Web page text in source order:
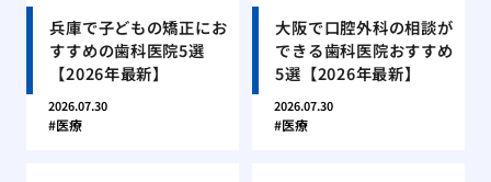
兵庫で子どもの矯正にお
すすめの歯科医院5選
【2026年最新】
2026.07.30
医療
大阪で口腔外科の相談が
できる歯科医院おすすめ
5選【2026年最新】
2026.07.30
医療